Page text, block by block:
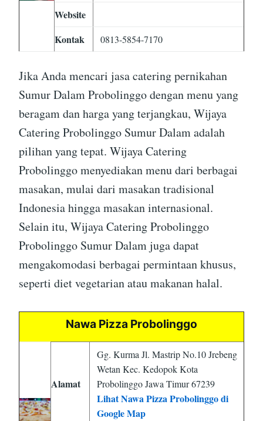
Website
Kontak
0813-5854-7170
Jika Anda mencari jasa catering pernikahan
Sumur Dalam Probolinggo dengan menu yang
beragam dan harga yang terjangkau, Wijaya
Catering Probolinggo Sumur Dalam adalah
pilihan yang tepat. Wijaya Catering
Probolinggo menyediakan menu dari berbagai
masakan, mulai dari masakan tradisional
Indonesia hingga masakan internasional.
Selain itu, Wijaya Catering Probolinggo
Probolinggo Sumur Dalam juga dapat
mengakomodasi berbagai permintaan khusus,
seperti diet vegetarian atau makanan halal.
Nawa Pizza Probolinggo
Alamat
Gg. Kurma Jl. Mastrip No.10 Jrebeng
Wetan Kec. Kedopok Kota
Probolinggo Jawa Timur 67239
Lihat Nawa Pizza Probolinggo di
Google Map